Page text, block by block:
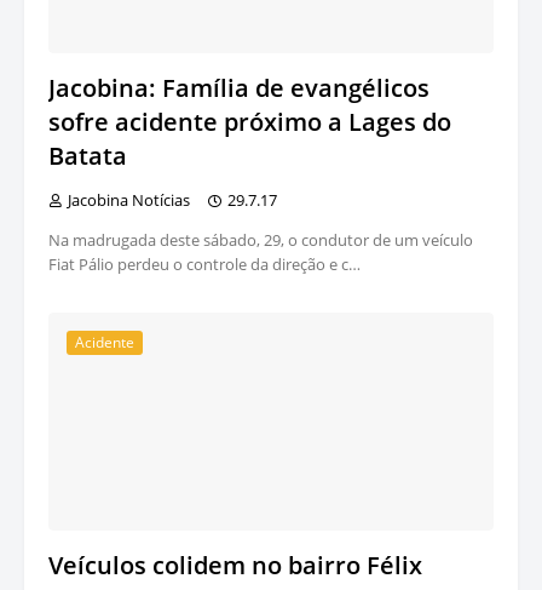
Jacobina: Família de evangélicos
sofre acidente próximo a Lages do
Batata
Jacobina Notícias
29.7.17
Na madrugada deste sábado, 29, o condutor de um veículo
Fiat Pálio perdeu o controle da direção e c…
Acidente
Veículos colidem no bairro Félix